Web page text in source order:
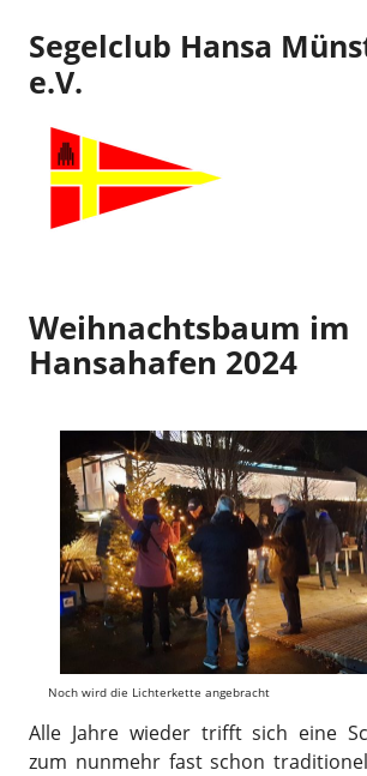
Inhalt
springen
Segelclub Hansa
e.V.
Weihnachtsbaum im
Hansahafen 2024
Noch wird die Lichterkette angebracht
Alle Jahre wieder trifft sich eine
zum nunmehr fast schon